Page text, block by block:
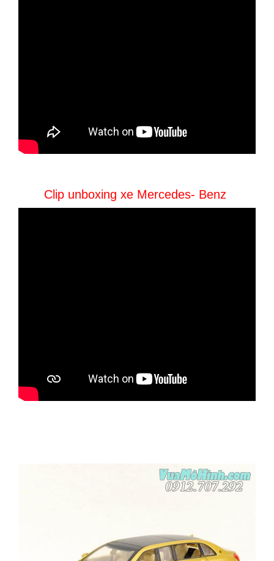
Clip unboxing xe Mercedes- Benz